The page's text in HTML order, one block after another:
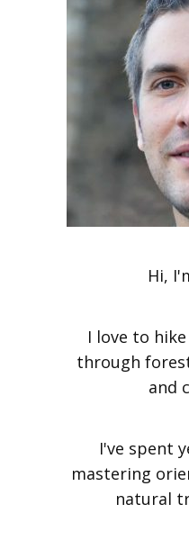
Hi,
I love to
through
and
I've spent
mastering
natural